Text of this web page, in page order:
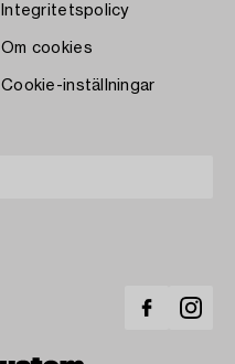
Integritetspolicy
Om cookies
Cookie-inställningar